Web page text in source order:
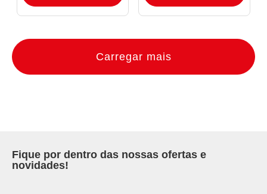
Carregar mais
Fique por dentro das nossas ofertas e
novidades!